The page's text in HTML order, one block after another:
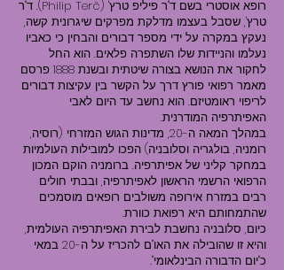
רופא אוסטרי בשם ד"ר פיליפ טרץ' (Philip Terč). ד"ר
טרץ', שסבל בעצמו מדלקת מפרקים שיגרונית קשה,
נעקץ במקרה על ידי מספר דבורים והבחין כי כאביו
נעלמו והניידות שלו השתפרה פלאים. הוא החל
לחקור את הנושא בצורה שיטתית ובשנת 1888 פרסם
מאמר רפואי פורץ דרך על הקשר בין עקיצות דבורים
לריפוי ראומטיזם. הוא נחשב עד היום לאבי
האפיתרפיה המודרנית.
במהלך המאה ה-20, מדינות הגוש המזרחי (רוסיה,
רומניה, בולגריה וסלובניה) הפכו למובילות העולמיות
במחקר קליני של אפיתרפיה. ברומניה הוקם המכון
הרפואי הרשמי הראשון לאפיתרפיה, ובבתי חולים
רבים במזרח אירופה משולבים רופאים מוסמכים
שהתמחותם היא רפואת כוורת.
כיום, סלובניה נחשבת לבירת האפיתרפיה העולמית,
והיא זו שהובילה את האו"ם להכריז על ה-20 במאי
כ"יום הדבורה הבינלאומי".